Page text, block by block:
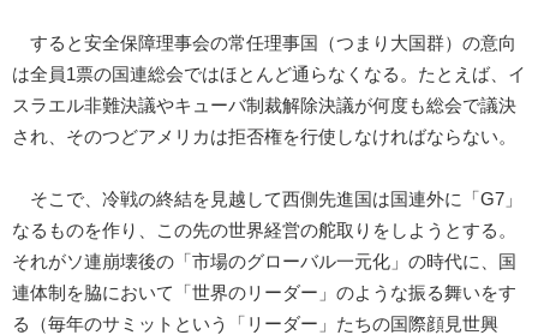
すると安全保障理事会の常任理事国（つまり大国群）の意向
は全員1票の国連総会ではほとんど通らなくなる。たとえば、イ
スラエル非難決議やキューバ制裁解除決議が何度も総会で議決
され、そのつどアメリカは拒否権を行使しなければならない。
そこで、冷戦の終結を見越して西側先進国は国連外に「G7」
なるものを作り、この先の世界経営の舵取りをしようとする。
それがソ連崩壊後の「市場のグローバル一元化」の時代に、国
連体制を脇において「世界のリーダー」のような振る舞いをす
る（毎年のサミットという「リーダー」たちの国際顔見世興